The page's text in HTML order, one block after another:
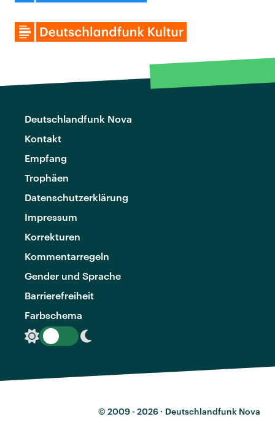
Deutschlandfunk Nova
Kontakt
Empfang
Trophäen
Datenschutzerklärung
Impressum
Korrekturen
Kommentarregeln
Gender und Sprache
Barrierefreiheit
Farbschema
© 2009 - 2026 · Deutschlandfunk Nova